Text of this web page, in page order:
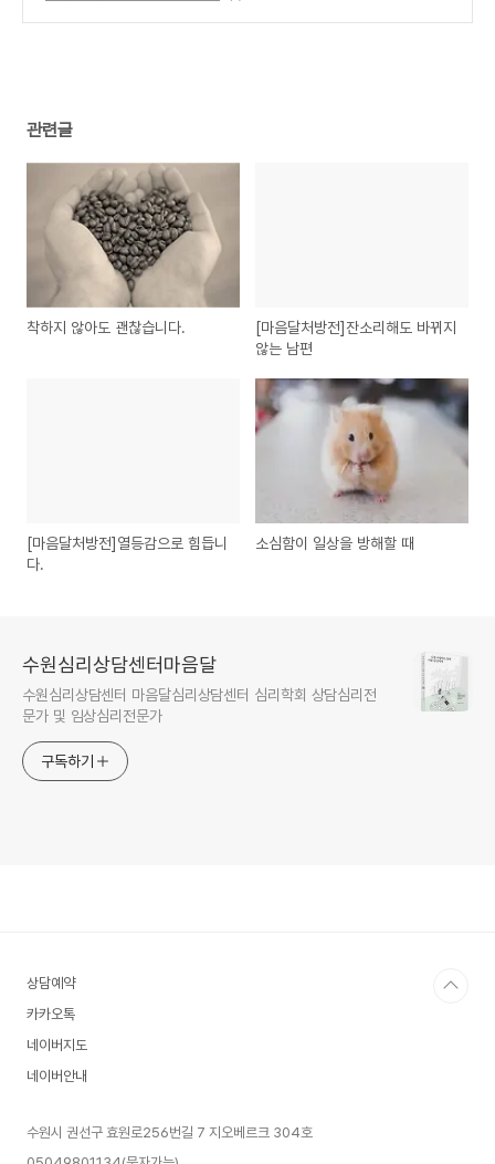
관련글
착하지 않아도 괜찮습니다.
[마음달처방전]잔소리해도 바뀌지
않는 남편
[마음달처방전]열등감으로 힘듭니
다.
소심함이 일상을 방해할 때
수원심리상담센터마음달
수원심리상담센터 마음달심리상담센터 심리학회 상담심리전
문가 및 임상심리전문가
구독하기
상담예약
카카오톡
네이버지도
네이버안내
수원시 권선구 효원로256번길 7 지오베르크 304호